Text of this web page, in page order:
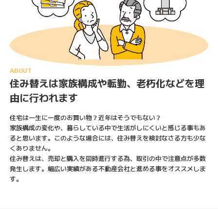
ABOUT
住み替えは家族構成や転勤、老朽化などを理
由に行われます
住宅は⼀⽣に⼀度のお買い物？近年はそうでもない？
家族構成の変化や、暮らしている中で⽣活がしにくいと感じる事もあ
ると思います。このような場合には、住み替えを検討なさる⽅も少な
くありません。
住み替えは、売却と購⼊を同時進⾏する為、取引の中で注意点が多数
発⽣します。幅広い実績がある不動産会社と進める事をオススメしま
す。